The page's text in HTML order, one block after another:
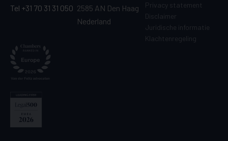
Tel +31 70 31 31 050 2585 AN Den Haag
Nederland
Privacy statement
Disclaimer
Juridische informatie
Klachtenregeling